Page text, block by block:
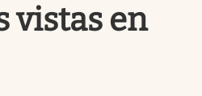
vistas en